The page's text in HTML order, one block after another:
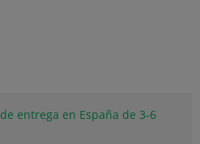
entrega en España de 3-6